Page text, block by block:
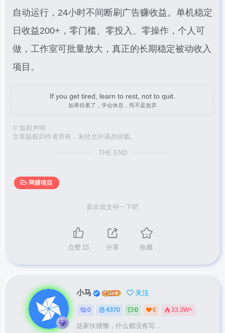
自动运行，24小时不间断刷广告赚收益。单机稳定
日收益200+，零门槛、零投入、零操作，个人可
做，工作室可批量放大，真正的长期稳定被动收入
项目。
If you get tired, learn to rest, not to quit.
如果你累了，学会休息，而不是放弃
© 版权声明
文章版权归作者所有，未经允许请勿转载。
THE END
网赚项目
喜欢就支持一下吧
点赞 15 分享 收藏
小马 关注
0 4370 0 6 33.3W+
这家伙很懒，什么都没有写...